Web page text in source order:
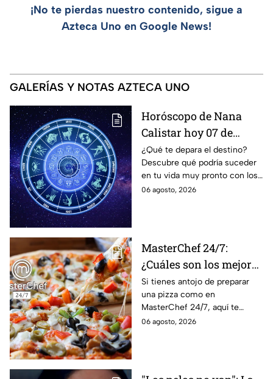
¡No te pierdas nuestro contenido, sigue a
Azteca Uno en Google News!
GALERÍAS Y NOTAS AZTECA UNO
Horóscopo de Nana
Calistar hoy 07 de
agosto; estos signos
podrían dejar de estar
solteros más pronto de
lo que imaginan y
¿Qué te depara el destino?
Descubre qué podría suceder
en tu vida muy pronto con los
horóscopos de Nana Calistar;
06 agosto, 2026
MasterChef 24/7:
¿Cuáles son los mejores
quesos para preparar
pizza en casa?
Si tienes antojo de preparar
una pizza como en
MasterChef 24/7, aquí te
contamos todo lo que debes
06 agosto, 2026